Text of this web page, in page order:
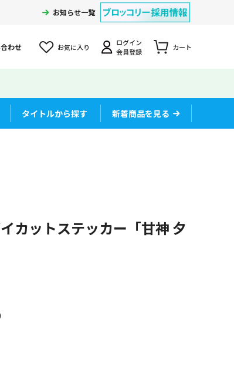
お知らせ一覧
わせ お気に入り
ログイン
会員登録
カート
タイトルから探す 新着商品を見る
カットステッカー「甘神 夕